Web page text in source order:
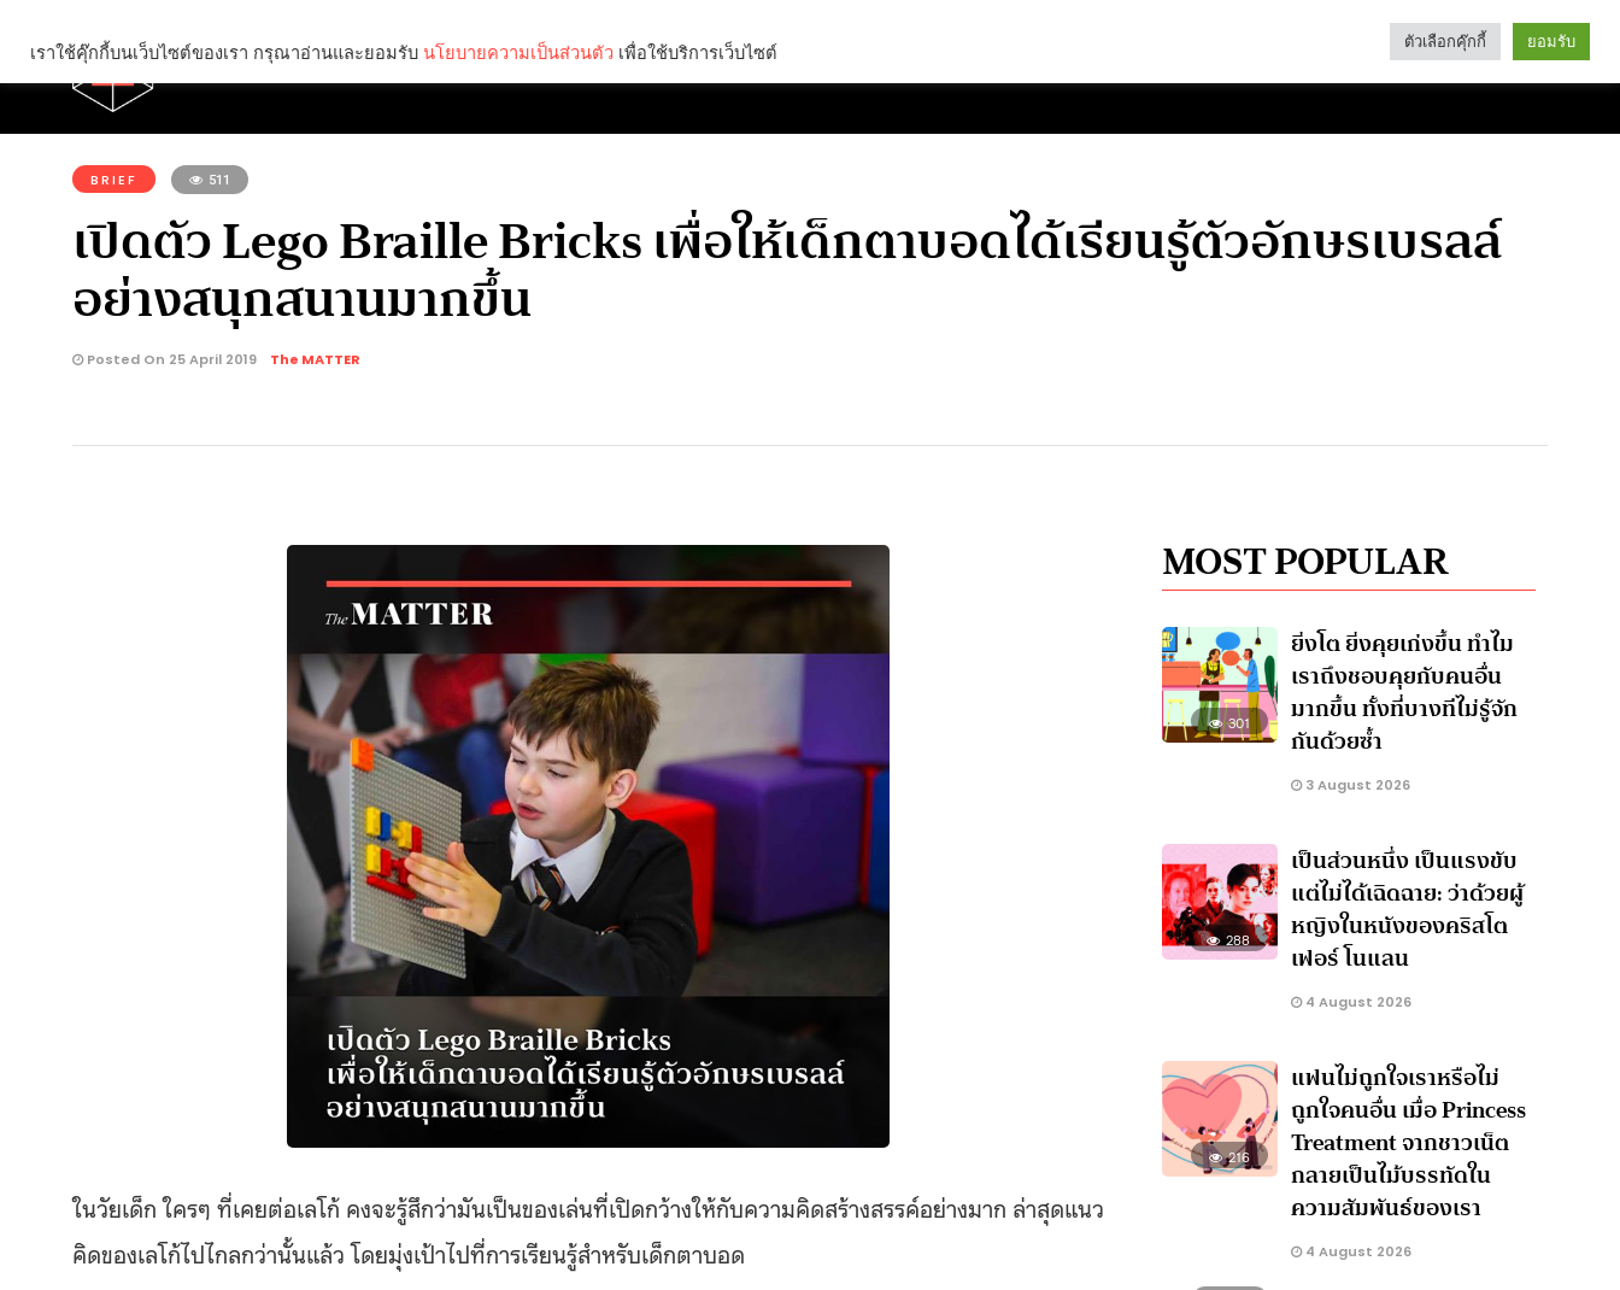
Categories
คุณกำลังอ่าน:
BRIEF 511
เปิดตัว Lego Braille Bricks เพื่อให้เด็กตาบอดได้เรียนรู้ตัวอักษรเบรลล์
อย่างสนุกสนานมากขึ้น
Posted On 25 April 2019 The MATTER
ในวัยเด็ก ใครๆ ที่เคยต่อเลโก้ คงจะรู้สึกว่ามันเป็นของเล่นที่เปิดกว้างให้กับความคิดสร้างสรรค์อย่างมาก ล่าสุดแนว
คิดของเลโก้ไปไกลกว่านั้นแล้ว โดยมุ่งเป้าไปที่การเรียนรู้สำหรับเด็กตาบอด
MOST POPULAR
301
ยิ่งโต ยิ่งคุยเก่งขึ้น ทำไม
เราถึงชอบคุยกับคนอื่น
มากขึ้น ทั้งที่บางทีไม่รู้จัก
กันด้วยซ้ำ
3 August 2026
288
เป็นส่วนหนึ่ง เป็นแรงขับ
แต่ไม่ได้เฉิดฉาย: ว่าด้วยผู้
หญิงในหนังของคริสโต
เฟอร์ โนแลน
4 August 2026
216
แฟนไม่ถูกใจเราหรือไม่
ถูกใจคนอื่น เมื่อ Princess
Treatment จากชาวเน็ต
กลายเป็นไม้บรรทัดใน
ความสัมพันธ์ของเรา
4 August 2026
เราใช้คุ๊กกี้บนเว็บไซต์ของเรา กรุณาอ่านและยอมรับ นโยบายความเป็นส่วนตัว เพื่อใช้บริการเว็บไซต์ ตัวเลือกคุ๊กกี้ ยอมรับ